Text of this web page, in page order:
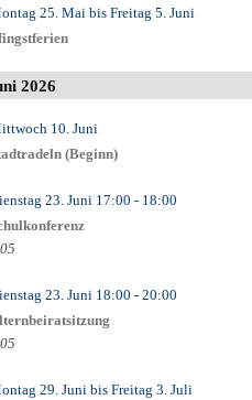
25. Mai bis Freitag 5. Juni
2026
10. Juni
(Beginn)
23. Juni17:00 - 18:00
23. Juni18:00 - 20:00
29. Junibis Freitag 3. Juli